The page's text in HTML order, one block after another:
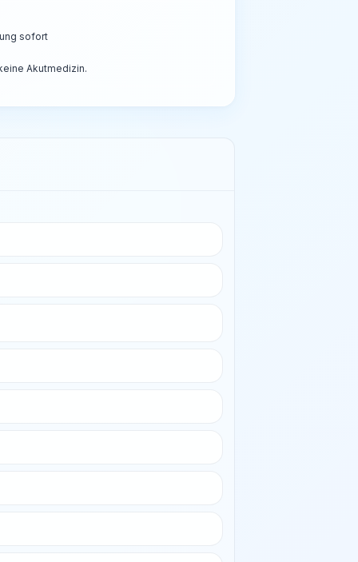
sofort
Akutmedizin.